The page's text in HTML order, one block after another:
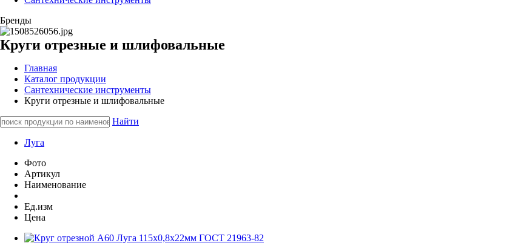
Бренды
Круги отрезные и шлифовальные
Главная
Каталог продукции
Сантехнические инструменты
Круги отрезные и шлифовальные
Найти
Луга
Фото
Артикул
Наименование
Ед.изм
Цена